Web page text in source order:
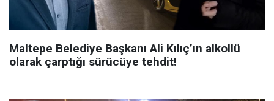
Maltepe Belediye Başkanı Ali Kılıç’ın alkollü
olarak çarptığı sürücüye tehdit!